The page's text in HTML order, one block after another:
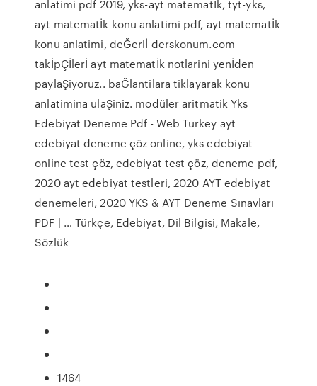
anlatimi pdf 2019, yks-ayt matematİk, tyt-yks,
ayt matematİk konu anlatimi pdf, ayt matematİk
konu anlatimi, deĞerlİ derskonum.com
takİpÇİlerİ ayt matematİk notlarini yenİden
paylaŞiyoruz.. baĞlantilara tiklayarak konu
anlatimina ulaŞiniz. modüler aritmatik Yks
Edebiyat Deneme Pdf - Web Turkey ayt
edebiyat deneme çöz online, yks edebiyat
online test çöz, edebiyat test çöz, deneme pdf,
2020 ayt edebiyat testleri, 2020 AYT edebiyat
denemeleri, 2020 YKS & AYT Deneme Sınavları
PDF | … Türkçe, Edebiyat, Dil Bilgisi, Makale,
Sözlük
1464